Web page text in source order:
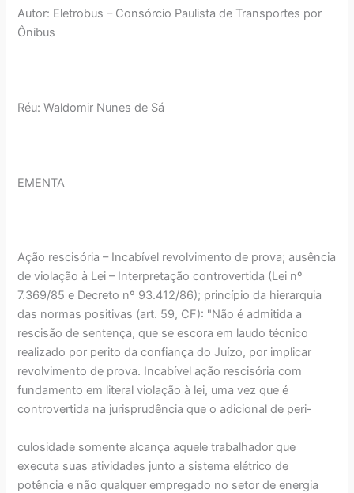
Autor: Eletrobus – Consórcio Paulista de Transportes por
Ônibus
Réu: Waldomir Nunes de Sá
EMENTA
Ação rescisória – Incabível revolvimento de prova; ausência
de violação à Lei – Interpretação controvertida (Lei nº
7.369/85 e Decreto nº 93.412/86); princípio da hierarquia
das normas positivas (art. 59, CF): "Não é admitida a
rescisão de sentença, que se escora em laudo técnico
realizado por perito da confiança do Juízo, por implicar
revolvimento de prova. Incabível ação rescisória com
fundamento em literal violação à lei, uma vez que é
controvertida na jurisprudência que o adicional de peri-
culosidade somente alcança aquele trabalhador que
executa suas atividades junto a sistema elétrico de
potência e não qualquer empregado no setor de energia